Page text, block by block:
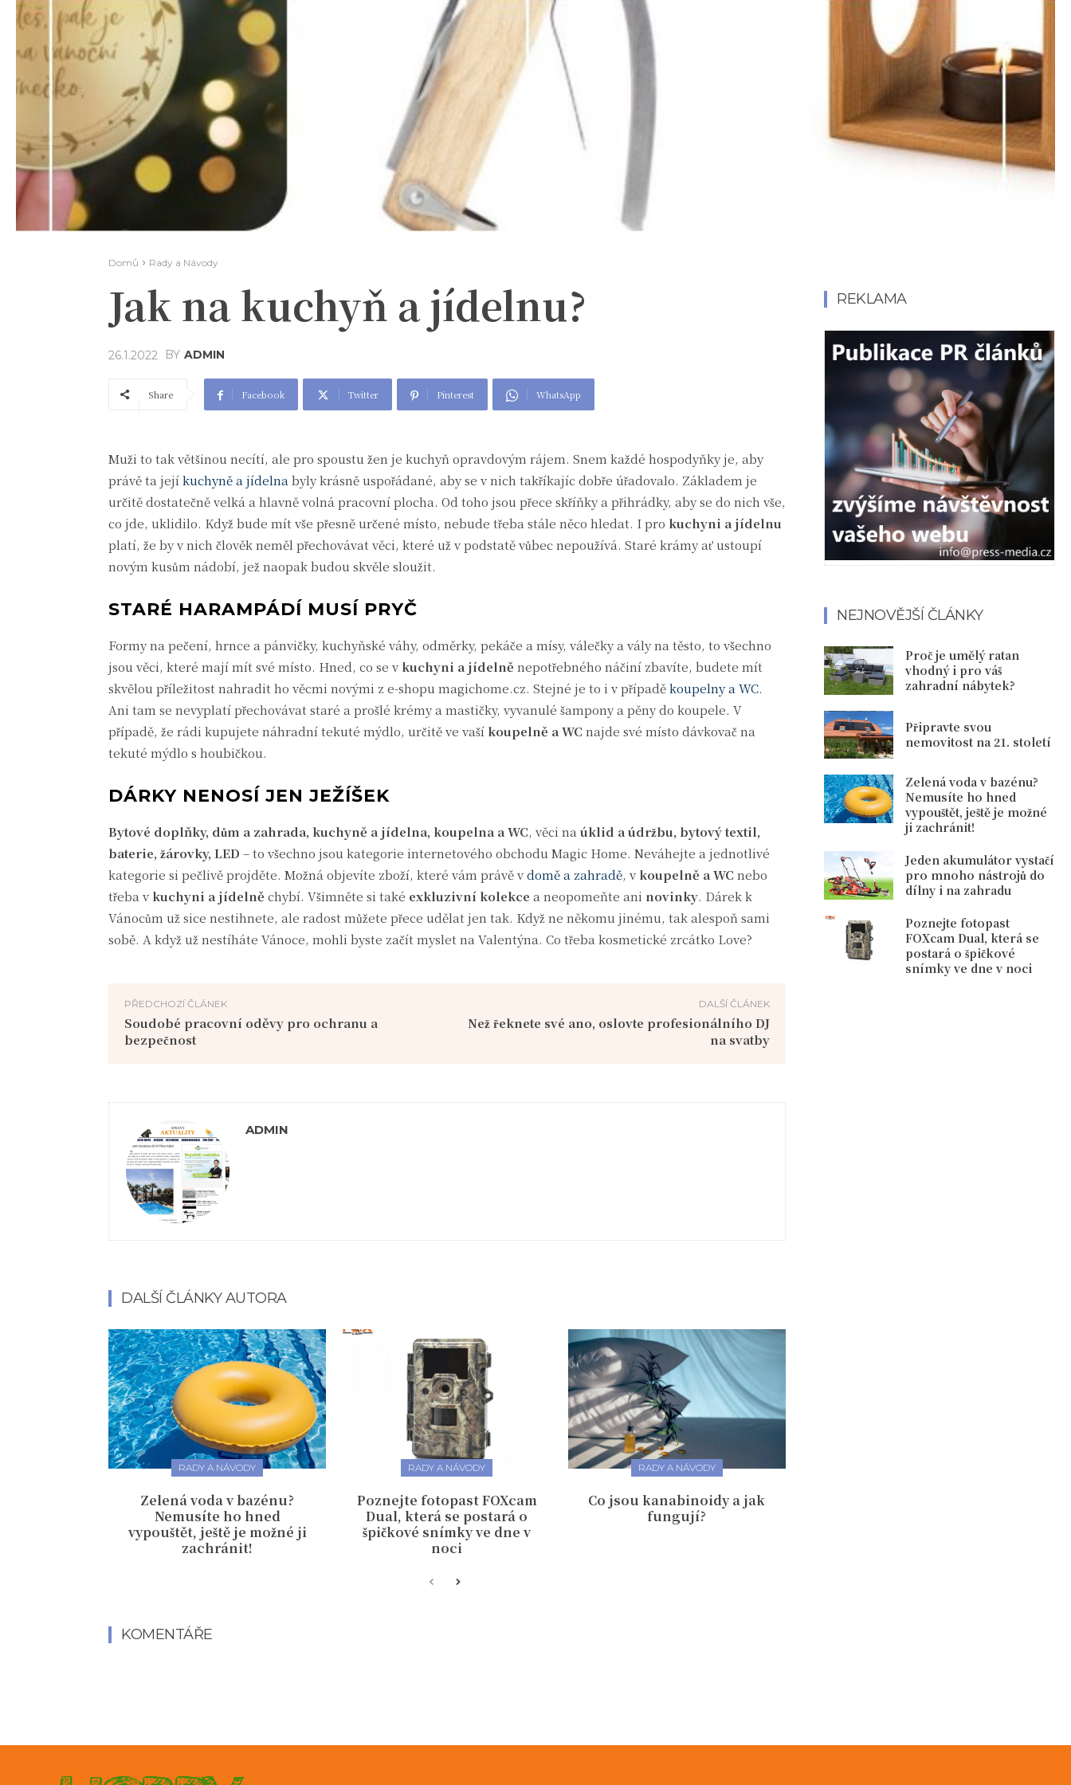
Domů Rady a Návody
Jak na kuchyň a jídelnu?
26.1.2022 BY ADMIN
Share Facebook Twitter Pinterest WhatsApp
Muži to tak většinou necítí, ale pro spoustu žen je kuchyň opravdovým rájem. Snem každé hospodyňky je, aby
právě ta jejíkuchyně a jídelna byly krásně uspořádané, aby se v nich takříkajíc dobře úřadovalo. Základem je
určitě dostatečně velká a hlavně volná pracovní plocha. Od toho jsou přece skříňky a přihrádky, aby se do nich vše,
co jde, uklidilo. Když bude mít vše přesně určené místo, nebude třeba stále něco hledat. I pro kuchyni a jídelnu
platí, že by v nich člověk neměl přechovávat věci, které už v podstatě vůbec nepoužívá. Staré krámy ať ustoupí
novým kusům nádobí, jež naopak budou skvěle sloužit.
STARÉ HARAMPÁDÍ MUSÍ PRYČ
Formy na pečení, hrnce a pánvičky, kuchyňské váhy, odměrky, pekáče a mísy, válečky a vály na těsto, to všechno
jsou věci, které mají mít své místo. Hned, co se v kuchyni a jídelně nepotřebného náčiní zbavíte, budete mít
skvělou příležitost nahradit ho věcmi novými z e-shopu magichome.cz. Stejné je to i v případěkoupelny a WC.
Ani tam se nevyplatí přechovávat staré a prošlé krémy a mastičky, vyvanulé šampony a pěny do koupele. V
případě, že rádi kupujete náhradní tekuté mýdlo, určitě ve vaší koupelně a WC najde své místo dávkovač na
tekuté mýdlo s houbičkou.
DÁRKY NENOSÍ JEN JEŽÍŠEK
Bytové doplňky, dům a zahrada, kuchyně a jídelna, koupelna a WC, věci na úklid a údržbu, bytový textil,
baterie, žárovky, LED – to všechno jsou kategorie internetového obchodu Magic Home. Neváhejte a jednotlivé
kategorie si pečlivě projděte. Možná objevíte zboží, které vám právě vdomě a zahradě, v koupelně a WC nebo
třeba v kuchyni a jídelně chybí. Všimněte si také exkluzivní kolekce a neopomeňte ani novinky. Dárek k
Vánocům už sice nestihnete, ale radost můžete přece udělat jen tak. Když ne někomu jinému, tak alespoň sami
sobě. A když už nestíháte Vánoce, mohli byste začít myslet na Valentýna. Co třeba kosmetické zrcátko Love?
PŘEDCHOZÍ ČLÁNEK
Soudobé pracovní oděvy pro ochranu a
bezpečnost
DALŠÍ ČLÁNEK
Než řeknete své ano, oslovte profesionálního DJ
na svatby
ADMIN
DALŠÍ ČLÁNKY AUTORA
RADY A NÁVODY
Zelená voda v bazénu?
Nemusíte ho hned
vypouštět, ještě je možné ji
zachránit!
RADY A NÁVODY
Poznejte fotopast FOXcam
Dual, která se postará o
špičkové snímky ve dne v
noci
RADY A NÁVODY
Co jsou kanabinoidy a jak
fungují?
KOMENTÁŘE
REKLAMA
NEJNOVĚJŠÍ ČLÁNKY
Proč je umělý ratan
vhodný i pro váš
zahradní nábytek?
Připravte svou
nemovitost na 21. století
Zelená voda v bazénu?
Nemusíte ho hned
vypouštět, ještě je možné
ji zachránit!
Jeden akumulátor vystačí
pro mnoho nástrojů do
dílny i na zahradu
Poznejte fotopast
FOXcam Dual, která se
postará o špičkové
snímky ve dne v noci